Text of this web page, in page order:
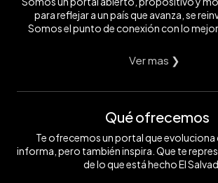
para reflejar a un país que avanza, se
Somos el punto de conexión con lo mejor
Ver mas ❯
Qué ofrecemos
Te ofrecemos un portal que
informa, pero también inspira. Que te
de lo que está hecho El